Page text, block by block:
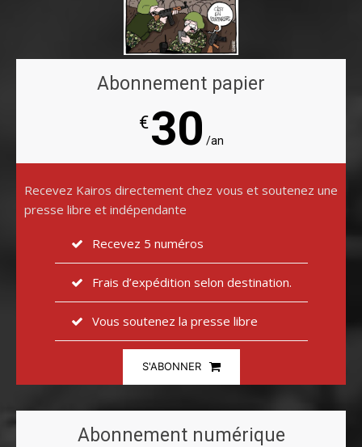
Abonnement papier
€30 /an
Recevez Kairos directement chez vous et soutenez une
presse libre et indépendante
Recevez 5 numéros
Frais d’expédition selon destination.
Vous soutenez la presse libre
S'ABONNER
Abonnement numérique